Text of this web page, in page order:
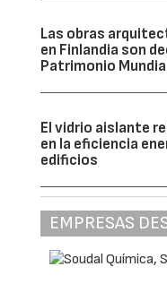
Las obras
en Finlandia son
Patrimonio
El vidrio aislante
en la eficiencia
edificios
EMPRESAS